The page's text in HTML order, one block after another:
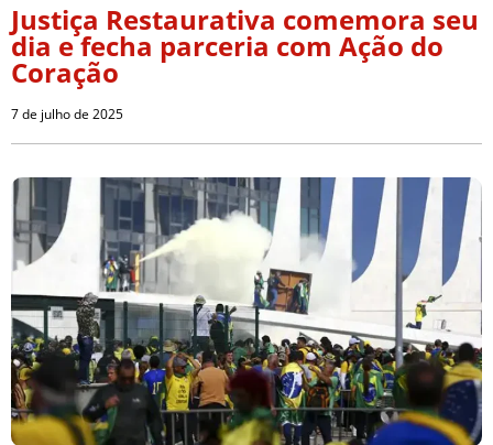
Justiça Restaurativa comemora seu
dia e fecha parceria com Ação do
Coração
7 de julho de 2025